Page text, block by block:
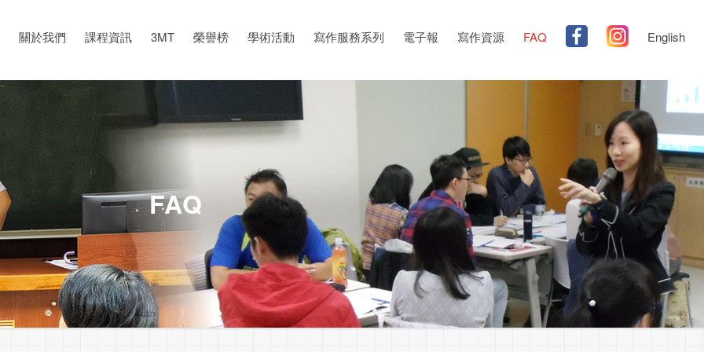
關於我們 課程資訊 3MT 榮譽榜 學術活動 寫作服務系列 電子報 寫作資源 FAQ English
FAQ